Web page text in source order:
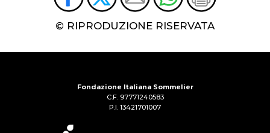
© RIPRODUZIONE RISERVATA
Fondazione Italiana Sommelier
C.F. 97771240583
P.I. 13421701007